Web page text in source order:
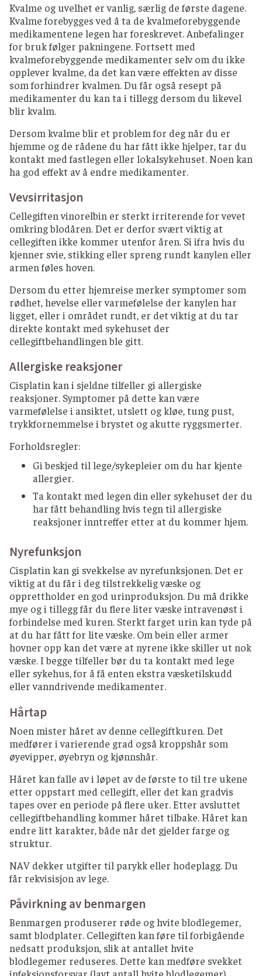
Kvalme og uvelhet er vanlig, særlig de første dagene.
Kvalme forebygges ved å ta de kvalmeforebyggende
medikamentene legen har foreskrevet. Anbefalinger
for bruk følger pakningene. Fortsett med
kvalmeforebyggende medikamenter selv om du ikke
opplever kvalme, da det kan være effekten av disse
som forhindrer kvalmen. Du får også resept på
medikamenter du kan ta i tillegg dersom du likevel
blir kvalm.
Dersom kvalme blir et problem for deg når du er
hjemme og de rådene du har fått ikke hjelper, tar du
kontakt med fastlegen eller lokalsykehuset. Noen kan
ha god effekt av å endre medikamenter.
Vevsirritasjon
Cellegiften vinorelbin er sterkt irriterende for vevet
omkring blodåren. Det er derfor svært viktig at
cellegiften ikke kommer utenfor åren. Si ifra hvis du
kjenner svie, stikking eller spreng rundt kanylen eller
armen føles hoven.
Dersom du etter hjemreise merker symptomer som
rødhet, hevelse eller varmefølelse der kanylen har
ligget, eller i området rundt, er det viktig at du tar
direkte kontakt med sykehuset der
cellegiftbehandlingen ble gitt.
Allergiske reaksjoner
Cisplatin kan i sjeldne tilfeller gi allergiske
reaksjoner. Symptomer på dette kan være
varmefølelse i ansiktet, utslett og kløe, tung pust,
trykkfornemmelse i brystet og akutte ryggsmerter.
Forholdsregler:
Gi beskjed til lege/sykepleier om du har kjente
allergier.
Ta kontakt med legen din eller sykehuset der du
har fått behandling hvis tegn til allergiske
reaksjoner inntreffer etter at du kommer hjem.
Nyrefunksjon
Cisplatin kan gi svekkelse av nyrefunksjonen. Det er
viktig at du får i deg tilstrekkelig væske og
opprettholder en god urinproduksjon. Du må drikke
mye og i tillegg får du flere liter væske intravenøst i
forbindelse med kuren. Sterkt farget urin kan tyde på
at du har fått for lite væske. Om bein eller armer
hovner opp kan det være at nyrene ikke skiller ut nok
væske. I begge tilfeller bør du ta kontakt med lege
eller sykehus, for å få enten ekstra væsketilskudd
eller vanndrivende medikamenter.
Hårtap
Noen mister håret av denne cellegiftkuren. Det
medfører i varierende grad også kroppshår som
øyevipper, øyebryn og kjønnshår.
Håret kan falle av i løpet av de første to til tre ukene
etter oppstart med cellegift, eller det kan gradvis
tapes over en periode på flere uker. Etter avsluttet
cellegiftbehandling kommer håret tilbake. Håret kan
endre litt karakter, både når det gjelder farge og
struktur.
NAV dekker utgifter til parykk eller hodeplagg. Du
får rekvisisjon av lege.
Påvirkning av benmargen
Benmargen produserer røde og hvite blodlegemer,
samt blodplater. Cellegiften kan føre til forbigående
nedsatt produksjon, slik at antallet hvite
blodlegemer reduseres. Dette kan medføre svekket